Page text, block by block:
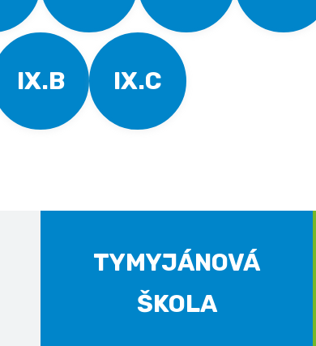
IX.B IX.C
TYMYJÁNOVÁ
ŠKOLA